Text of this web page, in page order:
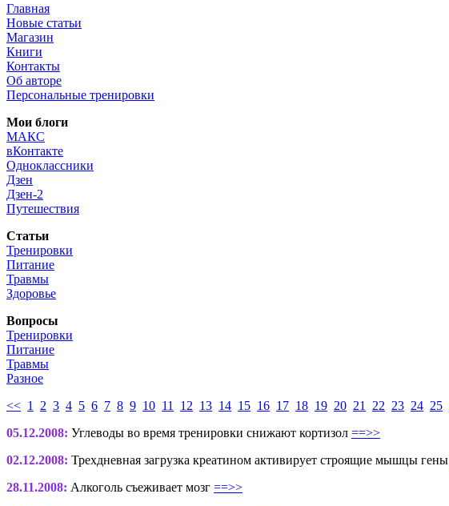
Главная
Новые статьи
Магазин
Книги
Контакты
Об авторе
Персональные тренировки
Мои блоги
МАКС
вКонтакте
Одноклассники
Дзен
Дзен-2
Путешествия
Статьи
Тренировки
Питание
Травмы
Здоровье
Вопросы
Тренировки
Питание
Травмы
Разное
<< 1 2 3 4 5 6 7 8 9 10 11 12 13 14 15 16 17 18 19 20 21 22 23 24 25
05.12.2008: Углеводы во время тренировки снижают кортизол ==>>
02.12.2008: Трехдневная загрузка креатином активирует строящие мышцы гены
28.11.2008: Алкоголь съеживает мозг ==>>